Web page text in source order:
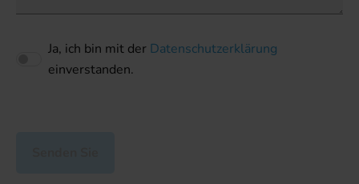
Ja, ich bin mit der Datenschutzerklärung
einverstanden.